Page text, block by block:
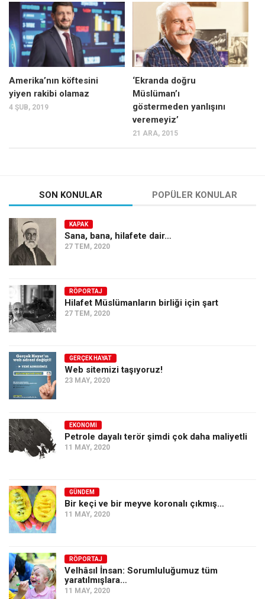
Mehmet Ali Tekin
Abir E. Nahas
Amina S. Jenenkovic
Bağdagül Öz
Esra Elönü
Kültür Sanat
Kitap
Karisi kitap sualleri
7 soruda bu hafta
Spor
Manzara
Gıda-Beslenme
Hayat
Türkiye
Siyaset
Dünya
Afrika
İslam Dünyası
Avustralya
Tarih
Düşünce
Amerika’nın köftesini
yiyen rakibi olamaz
4 ŞUB, 2019
‘Ekranda doğru
Müslüman’ı
göstermeden yanlışını
veremeyiz’
21 ARA, 2015
SON KONULAR POPÜLER KONULAR
KAPAK
Sana, bana, hilafete dair…
27 TEM, 2020
RÖPORTAJ
Hilafet Müslümanların birliği için şart
27 TEM, 2020
GERÇEK HAYAT
Web sitemizi taşıyoruz!
23 MAY, 2020
EKONOMI
Petrole dayalı terör şimdi çok daha maliyetli
11 MAY, 2020
GÜNDEM
Bir keçi ve bir meyve koronalı çıkmış…
11 MAY, 2020
RÖPORTAJ
Velhâsıl İnsan: Sorumluluğumuz tüm
yaratılmışlara…
11 MAY, 2020